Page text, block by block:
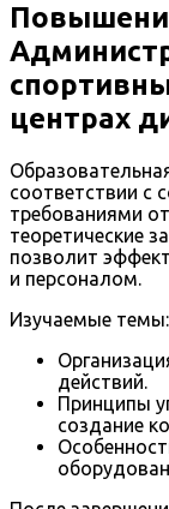
центрах
соответствии с
требованиями
теоретические
позволит
и персоналом.
Изучаемые темы:
действий.
Принципы
создание